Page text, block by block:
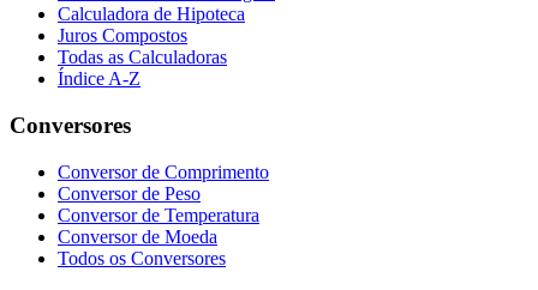
Calculadora de Hipoteca
Juros Compostos
Todas as Calculadoras
Índice A-Z
Conversores
Conversor de Comprimento
Conversor de Peso
Conversor de Temperatura
Conversor de Moeda
Todos os Conversores